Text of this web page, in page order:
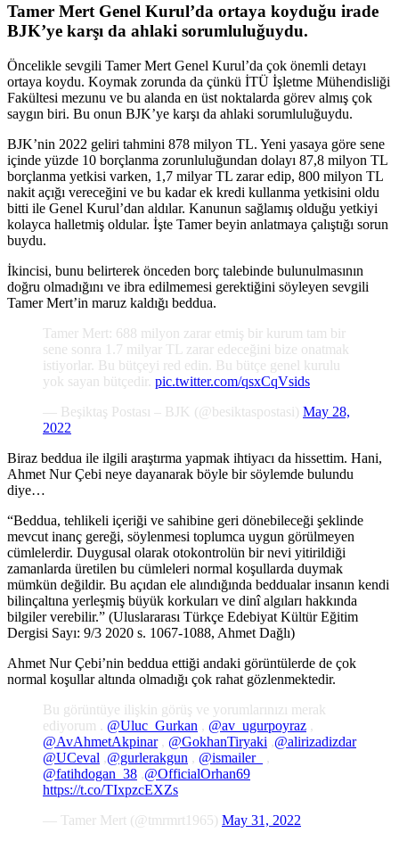
Tamer Mert Genel Kurul’da ortaya koyduğu irade
BJK’ye karşı da ahlaki sorumluluğuydu.
Öncelikle sevgili Tamer Mert Genel Kurul’da çok önemli detayı
ortaya koydu. Koymak zorunda da çünkü İTÜ İşletme Mühendisliği
Fakültesi mezunu ve bu alanda en üst noktalarda görev almış çok
saygın biri. Bu onun BJK’ye karşı da ahlaki sorumluluğuydu.
BJK’nin 2022 geliri tahmini 878 milyon TL. Yeni yasaya göre sene
içinde yüzde 10 borçlanma zorunluluğundan dolayı 87,8 milyon TL
borçlanma yetkisi varken, 1,7 milyar TL zarar edip, 800 milyon TL
nakit açığı vereceğini ve bu kadar ek kredi kullanma yetkisini oldu
bitti ile Genel Kurul’dan aldılar. Kanunun sağlamış olduğu yetkiyi
kolayca halletmiş oldular. İşte Tamer beyin anlatmaya çalıştığı sorun
buydu.
İkincisi, bunu belirterek önceden borç talebinde bulunulmasının
doğru olmadığını ve ibra edilmemesi gerektiğini söyleyen sevgili
Tamer Mert’in maruz kaldığı beddua.
Tamer Mert: 688 milyon zarar etmiş bir kurum tam bir
sene sonra 1.7 milyar TL zarar edeceğini bize onatmak
istiyorlar. Bu bütçeyi red edin. Bu bütçe genel kurulu
yok sayan bütçedir. pic.twitter.com/qsxCqVsids
— Beşiktaş Postası – BJK (@besiktaspostasi) May 28,
2022
Biraz beddua ile ilgili araştırma yapmak ihtiyacı da hissettim. Hani,
Ahmet Nur Çebi neye dayanarak böyle bir söylemde bulundu
diye…
“Beddua, tehlikeli içeriği ve sahibine geri dönebileceği şeklinde
mevcut inanç gereği, söylenmesi toplumca uygun görülmeyen
cümlelerdir. Duygusal olarak otokontrolün bir nevi yitirildiği
zamanlarda üretilen bu cümleleri normal koşullarda duymak
mümkün değildir. Bu açıdan ele alındığında beddualar insanın kendi
bilinçaltına yerleşmiş büyük korkuları ve dinî algıları hakkında
bilgiler verebilir.” (Uluslararası Türkçe Edebiyat Kültür Eğitim
Dergisi Sayı: 9/3 2020 s. 1067-1088, Ahmet Dağlı)
Ahmet Nur Çebi’nin beddua ettiği andaki görüntülerde de çok
normal koşullar altında olmadığı çok rahat gözlenmektedir.
Bu görüntüye ilişkin görüş ve yorumlarınızı merak
ediyorum . @Uluc_Gurkan , @av_ugurpoyraz ,
@AvAhmetAkpinar, @GokhanTiryaki ,@alirizadizdar
@UCeval ,@gurlerakgun , @ismailer_
,
@fatihdogan_38 ,@OfficialOrhan69
https://t.co/TIxpzcEXZs
— Tamer Mert (@tmrmrt1965) May 31, 2022